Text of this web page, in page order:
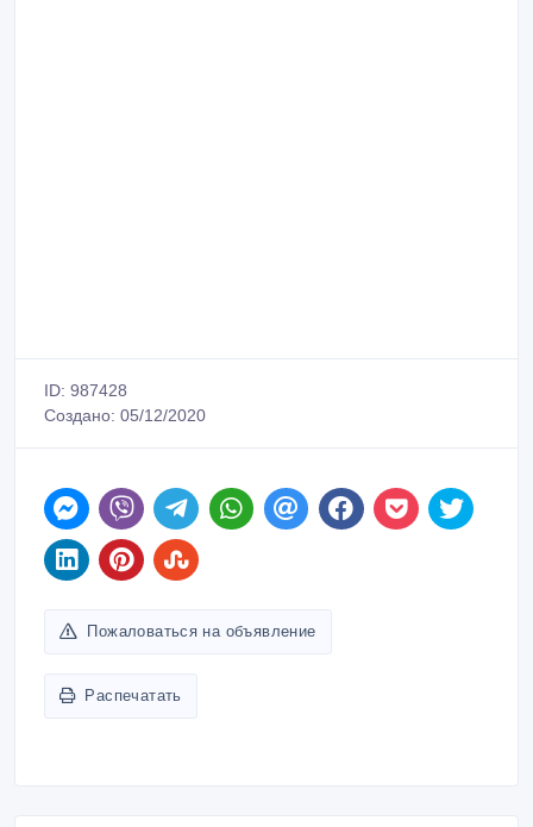
ID: 987428
Создано: 05/12/2020
Пожаловаться на объявление
Распечатать